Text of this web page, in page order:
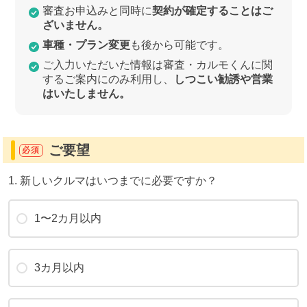
審査お申込みと同時に契約が確定することはご
ざいません。
車種・プラン変更も後から可能です。
ご入力いただいた情報は審査・カルモくんに関
するご案内にのみ利用し、
しつこい勧誘や営業
はいたしません。
必須 ご要望
1. 新しいクルマはいつまでに必要ですか？
1〜2カ月以内
3カ月以内